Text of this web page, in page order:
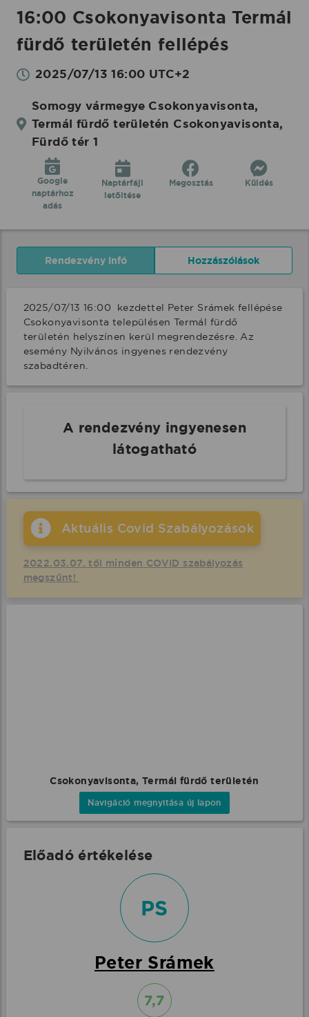
16:00 Csokonyavisonta Termál
fürdő területén fellépés
2025/07/13 16:00 UTC+2
Somogy vármegye Csokonyavisonta,
Termál fürdő területén Csokonyavisonta,
Fürdő tér 1
Google
naptárhoz
adás
Naptárfájl
letöltése
Megosztás Küldés
Rendezvény infó Hozzászólások
2025/07/13 16:00  kezdettel Peter Srámek fellépése
Csokonyavisonta településen Termál fürdő
területén helyszínen kerül megrendezésre. Az
esemény Nyilvános ingyenes rendezvény
szabadtéren.
A rendezvény ingyenesen
látogatható
Aktuális Covid Szabályozások
2022.03.07. től minden COVID szabályozás
megszűnt!
Csokonyavisonta, Termál fürdő területén
Navigáció megnyitása új lapon
Előadó értékelése
PS
Peter Srámek
7,7